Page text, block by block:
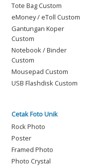
Tote Bag Custom
eMoney / eToll Custom
Gantungan Koper
Custom
Notebook / Binder
Custom
Mousepad Custom
USB Flashdisk Custom
Cetak Foto Unik
Rock Photo
Poster
Framed Photo
Photo Crystal